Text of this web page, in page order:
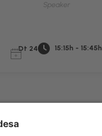
Speaker
Dt 24 15:15h - 15:45h